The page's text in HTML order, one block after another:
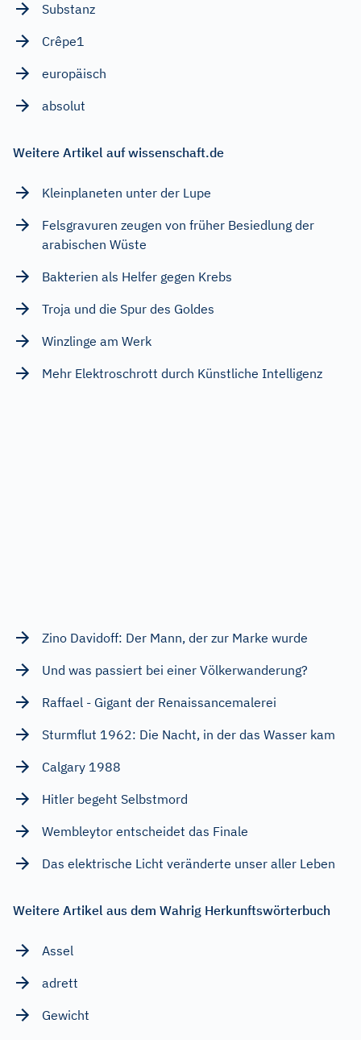
Substanz
Crêpe1
europäisch
absolut
Weitere Artikel auf wissenschaft.de
Kleinplaneten unter der Lupe
Felsgravuren zeugen von früher Besiedlung der
arabischen Wüste
Bakterien als Helfer gegen Krebs
Troja und die Spur des Goldes
Winzlinge am Werk
Mehr Elektroschrott durch Künstliche Intelligenz
Zino Davidoff: Der Mann, der zur Marke wurde
Und was passiert bei einer Völkerwanderung?
Raffael - Gigant der Renaissancemalerei
Sturmflut 1962: Die Nacht, in der das Wasser kam
Calgary 1988
Hitler begeht Selbstmord
Wembleytor entscheidet das Finale
Das elektrische Licht veränderte unser aller Leben
Weitere Artikel aus dem Wahrig Herkunftswörterbuch
Assel
adrett
Gewicht